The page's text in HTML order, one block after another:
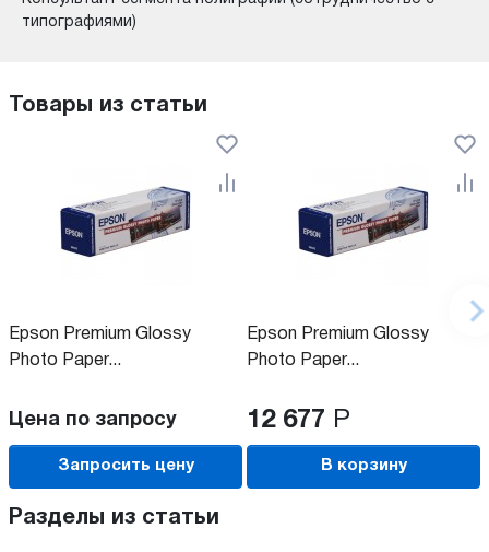
типографиями)
Товары из статьи
Epson Premium Glossy
Photo Paper...
Цена по запросу
Запросить цену
Epson Premium Glossy
Photo Paper...
12 677 Р
В корзину
Разделы из статьи